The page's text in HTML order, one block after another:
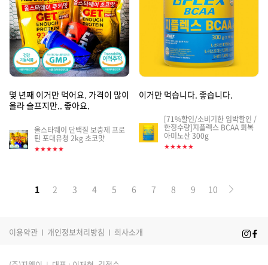
몇 년째 이거만 먹어요. 가격이 많이
올라 슬프지만.. 좋아요.
게
시
일
올스타웨이 단백질 보충제 프로
틴 포대유청 2kg 초코맛
★★★★★
이거만 먹습니다. 좋습니다.
게
시
판
[71%할인/소비기한 임박할인 /
한정수량]지플렉스 BCAA 회복
아미노산 300g
★★★★★
1 2 3 4 5 6 7 8 9 10
이용약관 I 개인정보처리방침 I 회사소개